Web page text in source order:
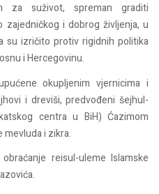
za suživot, spreman graditi
zajedničkog i dobrog življenja, u
su izričito protiv rigidnih politika
i Hercegovinu.
okupljenim vjernicima i
i dreviši, predvođeni šejhul-
centra u BiH) Ćazimom
mevluda i zikra.
reisul-uleme Islamske